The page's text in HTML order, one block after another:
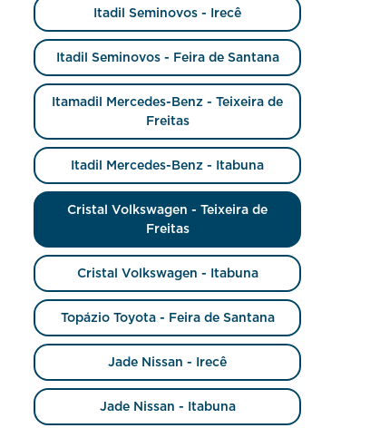
Itadil Seminovos - Irecê
Itadil Seminovos - Feira de Santana
Itamadil Mercedes-Benz - Teixeira de
Freitas
Itadil Mercedes-Benz - Itabuna
Cristal Volkswagen - Teixeira de
Freitas
Cristal Volkswagen - Itabuna
Topázio Toyota - Feira de Santana
Jade Nissan - Irecê
Jade Nissan - Itabuna